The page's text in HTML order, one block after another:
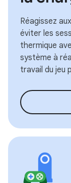
Réagissez
éviter les
thermique
système à
travail du jeu